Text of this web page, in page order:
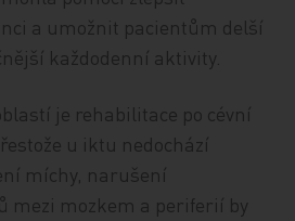
a umožnit pacientům delší
každodenní aktivity.
je rehabilitace po cévní
u iktu nedochází
míchy, narušení
mezi mozkem a periferií by